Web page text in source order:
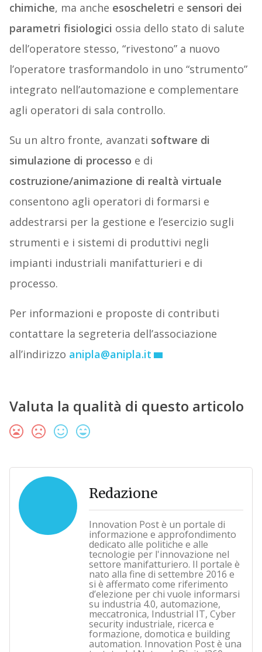
chimiche, ma anche esoscheletri e sensori dei
parametri fisiologici ossia dello stato di salute
dell’operatore stesso, “rivestono” a nuovo
l’operatore trasformandolo in uno “strumento”
integrato nell’automazione e complementare
agli operatori di sala controllo.
Su un altro fronte, avanzati software di
simulazione di processo e di
costruzione/animazione di realtà virtuale
consentono agli operatori di formarsi e
addestrarsi per la gestione e l’esercizio sugli
strumenti e i sistemi di produttivi negli
impianti industriali manifatturieri e di
processo.
Per informazioni e proposte di contributi
contattare la segreteria dell’associazione
all’indirizzo anipla@anipla.it
Valuta la qualità di questo articolo
Redazione
Innovation Post è un portale di
informazione e approfondimento
dedicato alle politiche e alle
tecnologie per l'innovazione nel
settore manifatturiero. Il portale è
nato alla fine di settembre 2016 e
si è affermato come riferimento
d’elezione per chi vuole informarsi
su industria 4.0, automazione,
meccatronica, Industrial IT, Cyber
security industriale, ricerca e
formazione, domotica e building
automation. Innovation Post è una